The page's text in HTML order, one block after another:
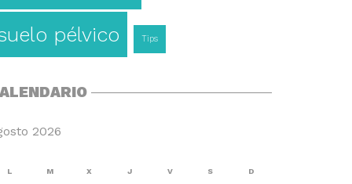
pélvico Tips
2026
L M X J V S D